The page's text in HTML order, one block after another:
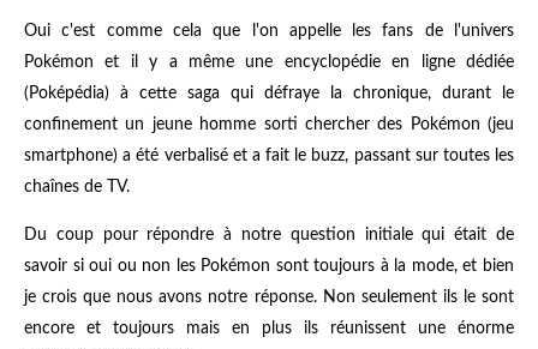
Oui c'est comme cela que l'on appelle les fans de l'univers
Pokémon et il y a même une encyclopédie en ligne dédiée
(Poképédia) à cette saga qui défraye la chronique, durant le
confinement un jeune homme sorti chercher des Pokémon (jeu
smartphone) a été verbalisé et a fait le buzz, passant sur toutes les
chaînes de TV.
Du coup pour répondre à notre question initiale qui était de
savoir si oui ou non les Pokémon sont toujours à la mode, et bien
je crois que nous avons notre réponse. Non seulement ils le sont
encore et toujours mais en plus ils réunissent une énorme